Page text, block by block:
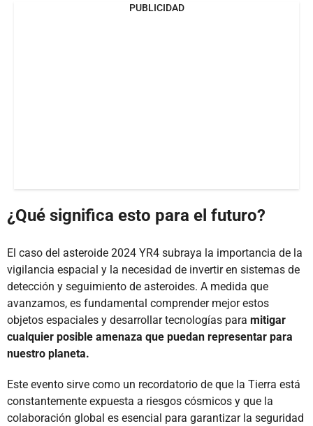
PUBLICIDAD
¿Qué significa esto para el futuro?
El caso del asteroide 2024 YR4 subraya la importancia de la
vigilancia espacial y la necesidad de invertir en sistemas de
detección y seguimiento de asteroides. A medida que
avanzamos, es fundamental comprender mejor estos
objetos espaciales y desarrollar tecnologías para mitigar
cualquier posible amenaza que puedan representar para
nuestro planeta.
Este evento sirve como un recordatorio de que la Tierra está
constantemente expuesta a riesgos cósmicos y que la
colaboración global es esencial para garantizar la seguridad